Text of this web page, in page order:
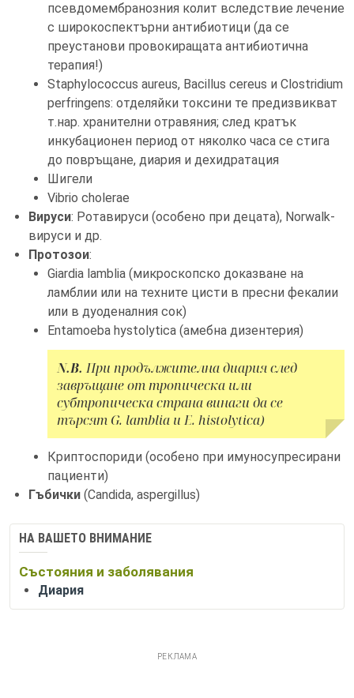
псевдомембранозния колит вследствие лечение
с широкоспектърни антибиотици (да се
преустанови провокиращата антибиотична
терапия!)
Staphylococcus aureus, Bacillus cereus и Clostridium
perfringens: отделяйки токсини те предизвикват
т.нар. хранителни отравяния; след кратък
инкубационен период от няколко часа се стига
до повръщане, диария и дехидратация
Шигели
Vibrio cholerae
Вируси: Ротавируси (особено при децата), Norwalk-
вируси и др.
Протозои:
Giardia lamblia (микроскопско доказване на
ламблии или на техните цисти в пресни фекалии
или в дуоденалния сок)
Entamoeba hystolytica (амебна дизентерия)
N.B. При продължителна диария след
завръщане от тропическа или
субтропическа страна винаги да се
търсят G. lamblia и Е. histolytica)
Криптоспориди (особено при имуносупресирани
пациенти)
Гъбички (Candida, aspergillus)
НА ВАШЕТО ВНИМАНИЕ
Състояния и заболявания
Диария
РЕКЛАМА